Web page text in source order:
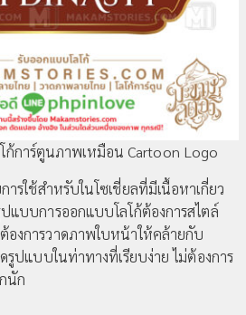
โก้การ์ตูนภาพเหมือน Cartoon Logo
ารใช้สำหรับในโซเชี่ยลที่มีเนื้อหาเกี่ยว
แบบการออกแบบโลโก้ต้องการสไตล์
งการวาดภาพใบหน้าให้คล้ายกับ
รูปแบบในท่าทางที่เรียบง่าย ไม่ต้องการ
นัก